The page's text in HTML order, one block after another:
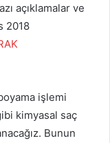
açıklamalar ve
2018
işlemi
kimyasal saç
Bunun